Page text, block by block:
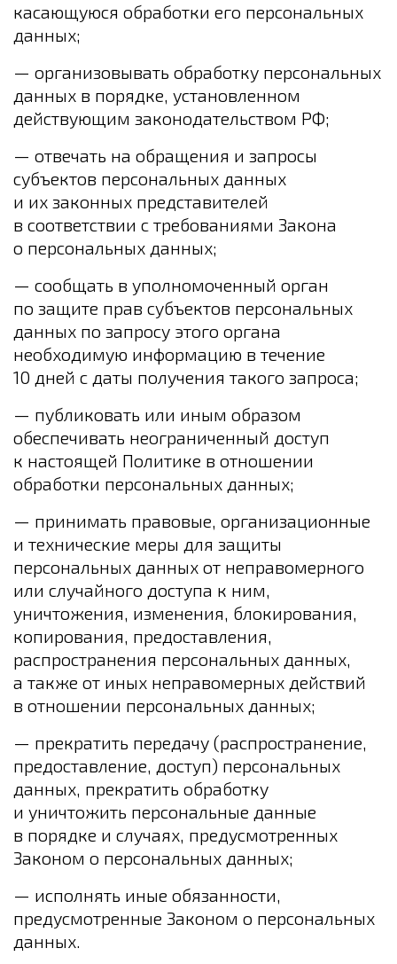
касающуюся обработки его персональных
данных;
— организовывать обработку персональных
данных в порядке, установленном
действующим законодательством РФ;
— отвечать на обращения и запросы
субъектов персональных данных
и их законных представителей
в соответствии с требованиями Закона
о персональных данных;
— сообщать в уполномоченный орган
по защите прав субъектов персональных
данных по запросу этого органа
необходимую информацию в течение
10 дней с даты получения такого запроса;
— публиковать или иным образом
обеспечивать неограниченный доступ
к настоящей Политике в отношении
обработки персональных данных;
— принимать правовые, организационные
и технические меры для защиты
персональных данных от неправомерного
или случайного доступа к ним,
уничтожения, изменения, блокирования,
копирования, предоставления,
распространения персональных данных,
а также от иных неправомерных действий
в отношении персональных данных;
— прекратить передачу (распространение,
предоставление, доступ) персональных
данных, прекратить обработку
и уничтожить персональные данные
в порядке и случаях, предусмотренных
Законом о персональных данных;
— исполнять иные обязанности,
предусмотренные Законом о персональных
данных.